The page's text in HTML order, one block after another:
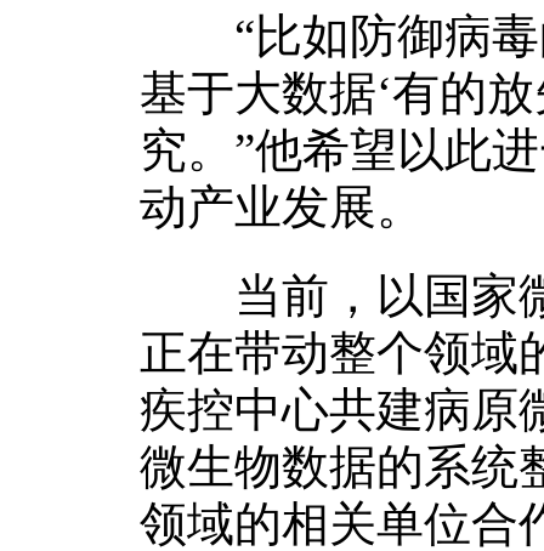
“比如防御病毒
基于大数据‘有的
究。”他希望以此
动产业发展。
当前，以国家微
正在带动整个领域
疾控中心共建病原
微生物数据的系统
领域的相关单位合